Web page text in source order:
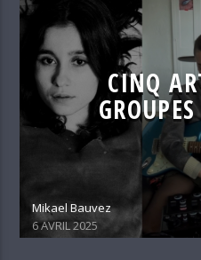
CINQ
Mikael Bauvez
6 AVRIL 2025